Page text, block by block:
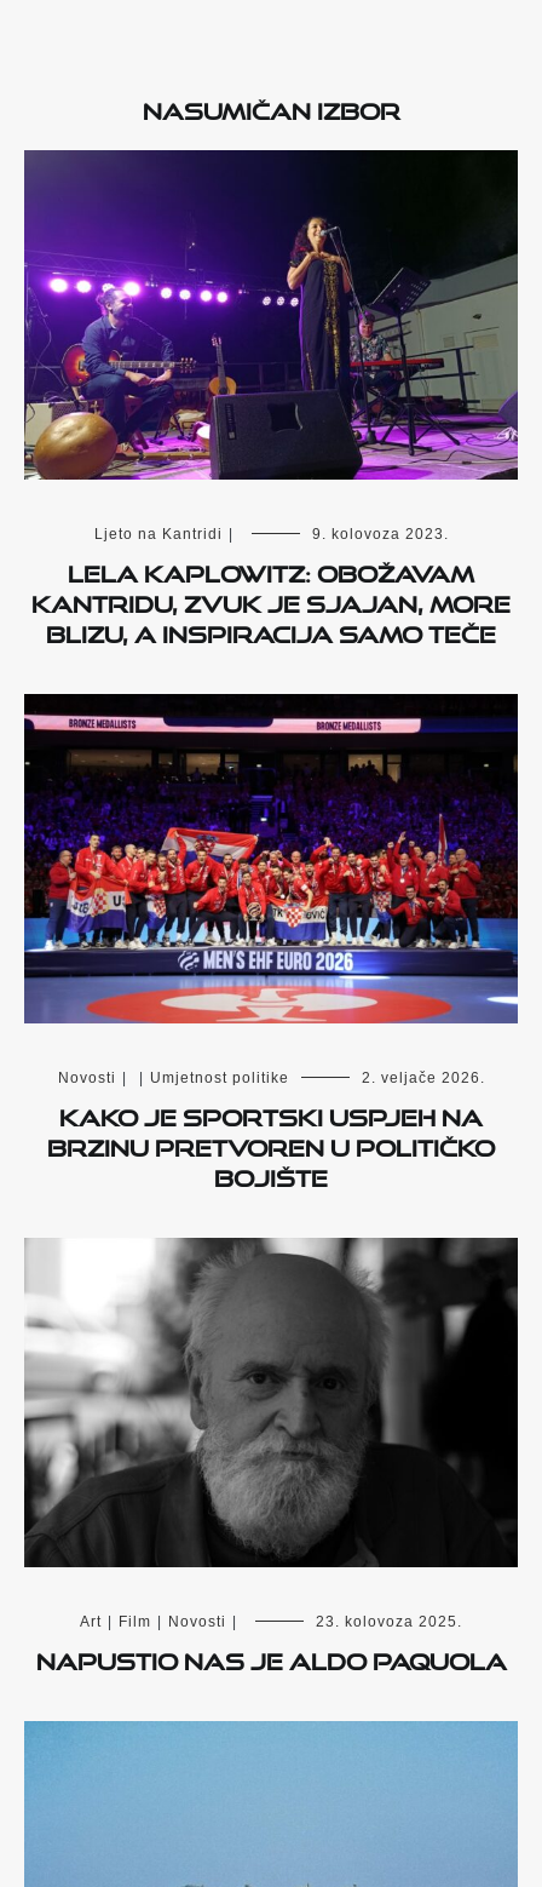
Nasumičan izbor
Ljeto na Kantridi 9. kolovoza 2023.
Lela Kaplowitz: Obožavam
Kantridu, zvuk je sjajan, more
blizu, a inspiracija samo teče
Novosti Umjetnost politike 2. veljače 2026.
Kako je sportski uspjeh na
brzinu pretvoren u političko
bojište
Art Film Novosti 23. kolovoza 2025.
Napustio nas je Aldo Paquola